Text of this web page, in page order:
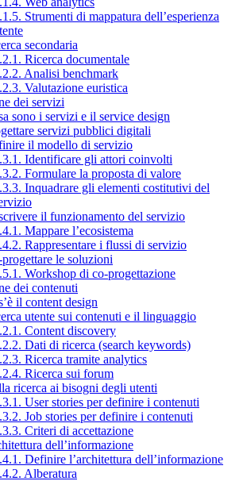
Strumenti di mappatura dell’esperienza
secondaria
Ricerca documentale
Analisi benchmark
Valutazione euristica
dei servizi
sono i servizi e il service design
servizi pubblici digitali
il modello di servizio
Identificare gli attori coinvolti
Formulare la proposta di valore
Inquadrare gli elementi costitutivi del
il funzionamento del servizio
Mappare l’ecosistema
Rappresentare i flussi di servizio
le soluzioni
Workshop di co-progettazione
dei contenuti
il content design
utente sui contenuti e il linguaggio
Content discovery
Dati di ricerca (search keywords)
Ricerca tramite analytics
Ricerca sui forum
ricerca ai bisogni degli utenti
User stories per definire i contenuti
Job stories per definire i contenuti
Criteri di accettazione
dell’informazione
Definire l’architettura dell’informazione
Alberatura